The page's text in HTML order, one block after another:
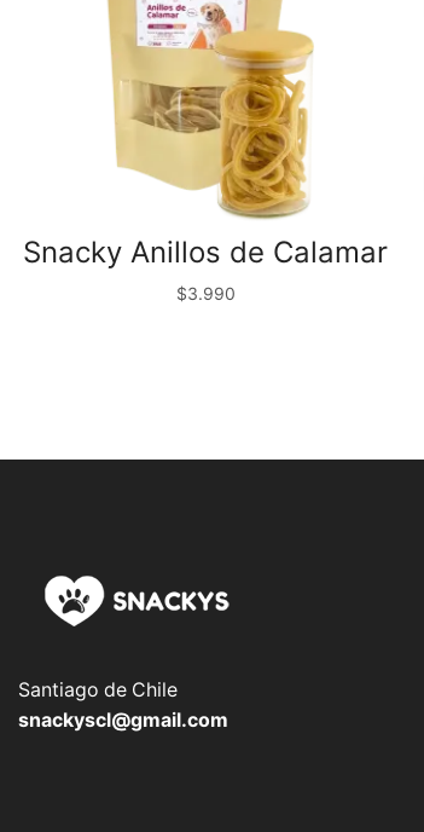
Snacky Anillos de Calamar
$3.990
Santiago de Chile
snackyscl@gmail.com